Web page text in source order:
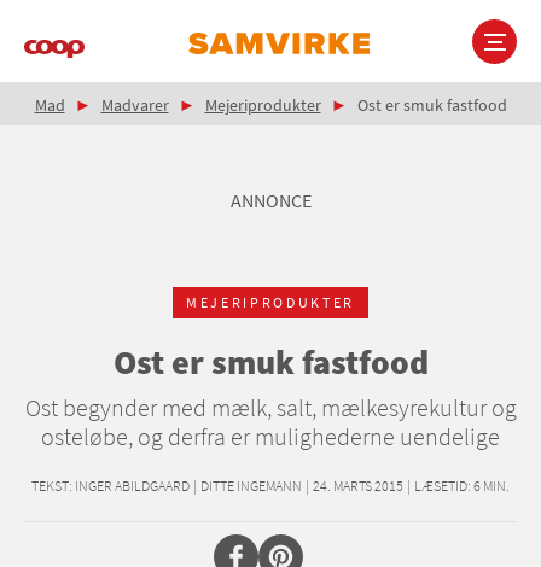
Main
Brødkrumme
Mad Madvarer Mejeriprodukter Ost er smuk fastfood
ANNONCE
MEJERIPRODUKTER
Ost er smuk fastfood
Ost begynder med mælk, salt, mælkesyrekultur og
osteløbe, og derfra er mulighederne uendelige
TEKST: INGER ABILDGAARD | DITTE INGEMANN | 24. MARTS 2015 | LÆSETID: 6 MIN.